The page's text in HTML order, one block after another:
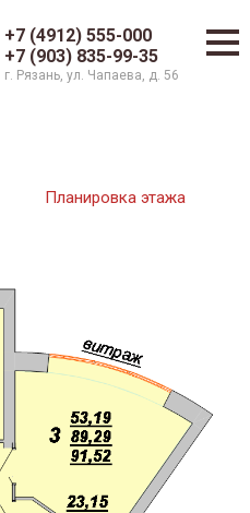
+7 (4912) 555-000
+7 (903) 835-99-35
г. Рязань, ул. Чапаева, д. 56
Планировка этажа